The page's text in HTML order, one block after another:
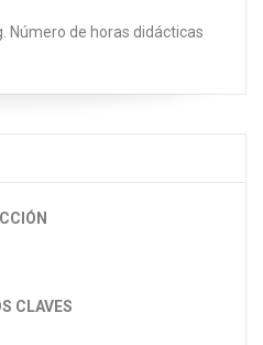
Número de horas didácticas
CLAVES